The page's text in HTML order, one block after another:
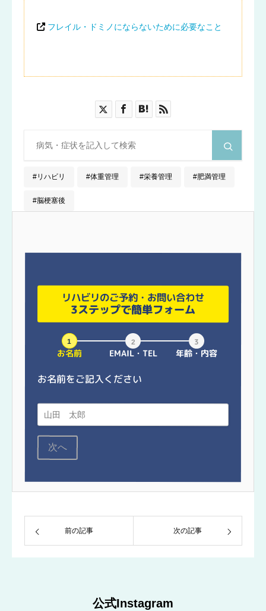
フレイル・ドミノにならないために必要なこと
リハビリ 体重管理 栄養管理 肥満管理
脳梗塞後
リハビリのご予約・お問い合わせ
3ステップで簡単フォーム
お名前 EMAIL・TEL 年齢・内容
お名前をご記入ください
次へ
前の記事 次の記事
公式Instagram